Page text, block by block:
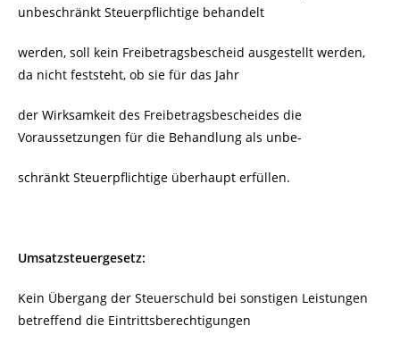
unbeschränkt Steuerpflichtige behandelt
werden, soll kein Freibetragsbescheid ausgestellt werden,
da nicht feststeht, ob sie für das Jahr
der Wirksamkeit des Freibetragsbescheides die
Voraussetzungen für die Behandlung als unbe-
schränkt Steuerpflichtige überhaupt erfüllen.
Umsatzsteuergesetz:
Kein Übergang der Steuerschuld bei sonstigen Leistungen
betreffend die Eintrittsberechtigungen